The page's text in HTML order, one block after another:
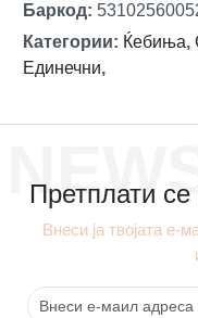
Баркод:
Категории: Ќебиња,
Единечни,
Претплати
Внеси ја твојата е-